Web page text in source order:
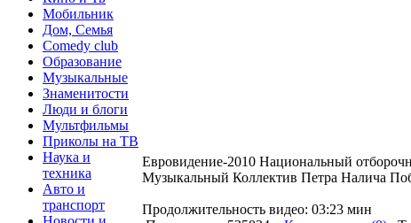
Мобильник
Дом, Семья
Comedy club
Образование
Музыкальные
Знаменитости
Люди и блоги
Мультфильмы
Приколы на ТВ
Наука и
техника
Авто и
транспорт
Евровидение-2010 Национальный
Музыкальный Коллектив Петра Налича
Продолжительность видео: 03:23 мин